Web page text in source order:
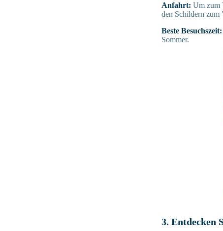
Anfahrt: Um zum
den Schildern zum
Beste Besuchszeit:
Sommer.
3. Entdecken